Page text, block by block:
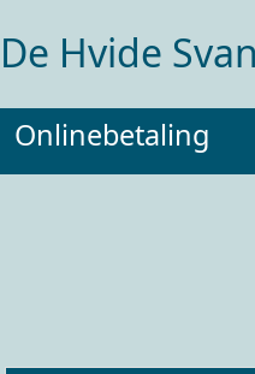
De Hvide
Onlinebetaling